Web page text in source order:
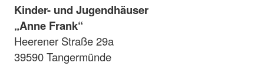
Kinder- und Jugendhäuser
„Anne Frank“
Heerener Straße 29a
39590 Tangermünde